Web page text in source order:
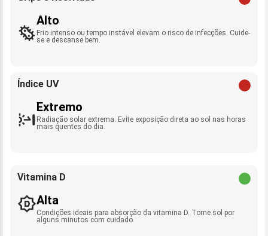
Alto
Frio intenso ou tempo instável elevam o risco de infecções. Cuide-
se e descanse bem.
Índice UV
Extremo
Radiação solar extrema. Evite exposição direta ao sol nas horas
mais quentes do dia.
Vitamina D
Alta
Condições ideais para absorção da vitamina D. Tome sol por
alguns minutos com cuidado.